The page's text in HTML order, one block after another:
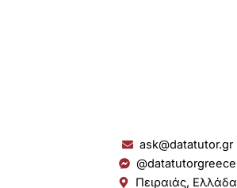
ask@datatutor.gr
@datatutorgreece
Πειραιάς, Ελλάδα